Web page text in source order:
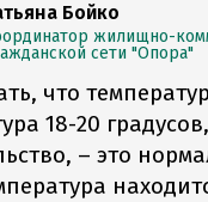
Бойко
жилищно-
сети "Опора"
что
18-20
– это